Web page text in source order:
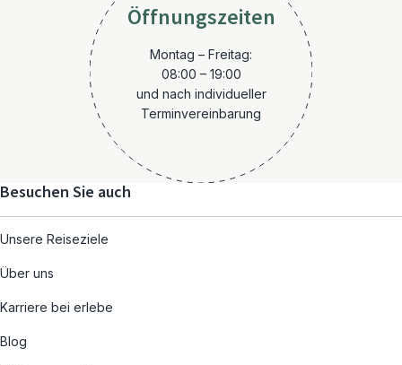
Öffnungszeiten
Montag – Freitag:
08:00 – 19:00
und nach individueller
Terminvereinbarung
Besuchen Sie auch
Unsere Reiseziele
Über uns
Karriere bei erlebe
Blog